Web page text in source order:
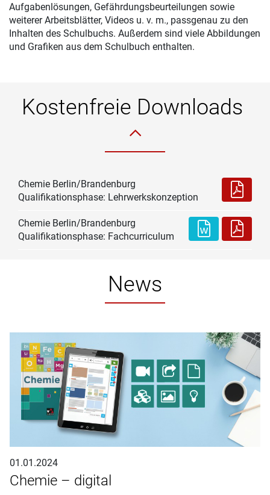
Aufgabenlösungen, Gefährdungsbeurteilungen sowie
weiterer Arbeitsblätter, Videos u. v. m., passgenau zu den
Inhalten des Schulbuchs. Außerdem sind viele Abbildungen
und Grafiken aus dem Schulbuch enthalten.
Kostenfreie Downloads
Chemie Berlin/Brandenburg
Qualifikationsphase: Lehrwerkskonzeption
Chemie Berlin/Brandenburg
Qualifikationsphase: Fachcurriculum
News
01.01.2024
Chemie – digital